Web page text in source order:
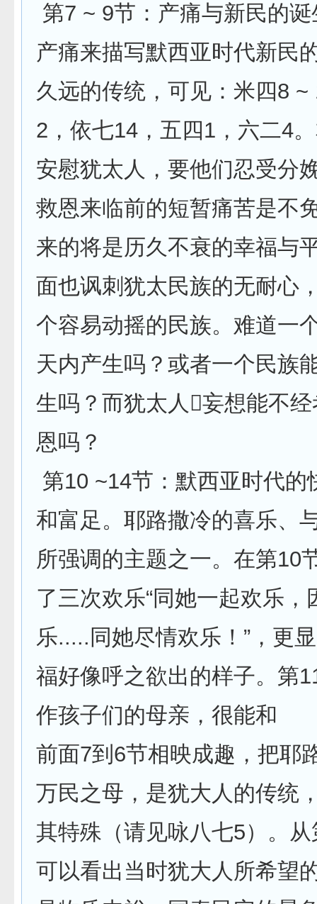
第7 ~ 9节：产痛与新民的
产痛来描写默西亚时代新民
久远的传统，可见：米四8 ~
2，依七14，五四1，六二4
安慰犹太人，要他们忍受分
救恩来临前的短暂痛苦是不
来的将是历久不衰的幸福与
面也讽刺犹太民族的无耐心
个容易动摇的民族。难道一
天内产生吗？或者一个民族
生吗？而犹太人妄想能不
恩吗？
第10 ~14节：默西亚时代的
和富足。耶路撒冷的喜乐、
所强调的主题之一。在第10
了三次欢乐“同她一起欢乐，
乐.....同她尽情欢乐！”，更
福好像呼之欲出的样子。第
作孩子们的母亲，很能和
前面7到6节相映成趣，把耶
万民之母，是犹大人的传统
其特殊（请见咏八七5）。
可以看出当时犹大人所希望